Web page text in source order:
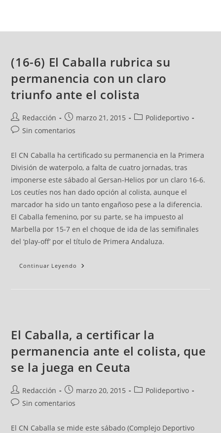
(16-6) El Caballa rubrica su
permanencia con un claro
triunfo ante el colista
Redacción marzo 21, 2015
Polideportivo
Sin comentarios
El CN Caballa ha certificado su permanencia en la Primera
División de waterpolo, a falta de cuatro jornadas, tras
imponerse este sábado al Gersan-Helios por un claro 16-6.
Los ceutíes nos han dado opción al colista, aunque el
marcador ha sido un tanto engañoso pese a la diferencia.
El Caballa femenino, por su parte, se ha impuesto al
Marbella por 15-7 en el choque de ida de las semifinales
del ‘play-off’ por el título de Primera Andaluza.
Continuar Leyendo
El Caballa, a certificar la
permanencia ante el colista, que
se la juega en Ceuta
Redacción marzo 20, 2015
Polideportivo
Sin comentarios
El CN Caballa se mide este sábado (Complejo Deportivo